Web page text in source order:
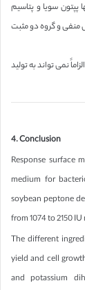
پپتون سویا و پتاسیم
منفی و گروه دو مثبت
نمی تواند به تولید
4. Conclusion
Response surface
medium for
soybean peptone
from 1074 to 2150
The different
yield and cell
and potassium